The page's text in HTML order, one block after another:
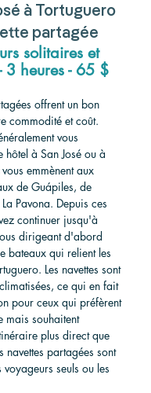
à Tortuguero
partagée
solitaires et
3 heures - 65 $
offrent un bon
commodité et coût.
vous
hôtel à San José ou à
emmènent aux
de Guápiles, de
Pavona. Depuis ces
continuer jusqu'à
dirigeant d'abord
bateaux qui relient les
Les navettes sont
ce qui en fait
pour ceux qui préfèrent
mais souhaitent
plus direct que
navettes partagées sont
seuls ou les